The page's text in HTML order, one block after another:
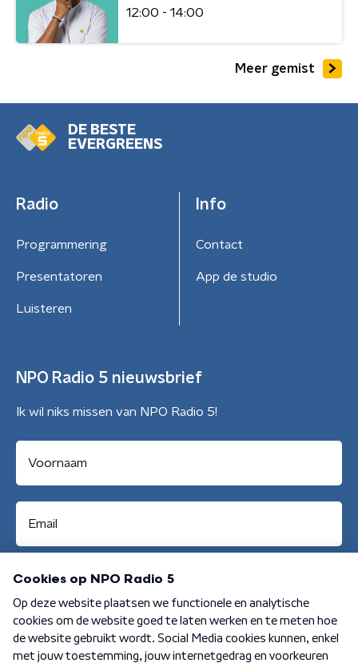
12:00 - 14:00
Meer gemist
DE BESTE
EVERGREENS
Radio
Programmering
Presentatoren
Luisteren
Info
Contact
App de studio
NPO Radio 5 nieuwsbrief
Ik wil niks missen van NPO Radio 5!
Aanmelden
Algemene voorwaarden